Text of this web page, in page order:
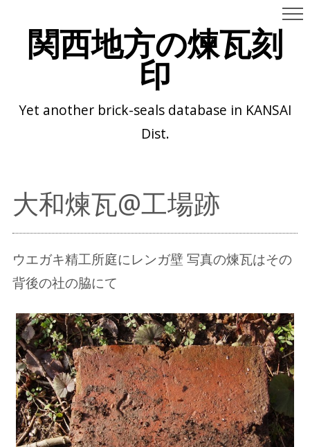
関西地方の煉瓦刻
印
Yet another brick-seals database in KANSAI
Dist.
大和煉瓦@工場跡
ウエガキ精工所庭にレンガ壁 写真の煉瓦はその
背後の社の脇にて